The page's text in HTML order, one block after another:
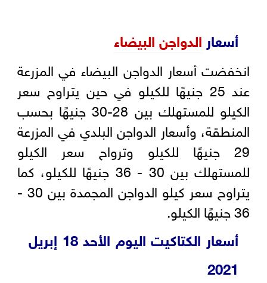
أسعار الدواجن البيضاء
انخفضت أسعار الدواجن البيضاء في المزرعة
عند 25 جنيهًا للكيلو في حين يتراوح سعر
الكيلو للمستهلك بين 28-30 جنيهًا بحسب
المنطقة، وأسعار الدواجن البلدي في المزرعة
29 جنيهًا للكيلو وترواح سعر الكيلو
للمستهلك بين 30 - 36 جنيهًا للكيلو، كما
يتراوح سعر كيلو الدواجن المجمدة بين 30 -
36 جنيهًا الكيلو.
أسعار الكتاكيت اليوم الأحد 18 إبريل
2021